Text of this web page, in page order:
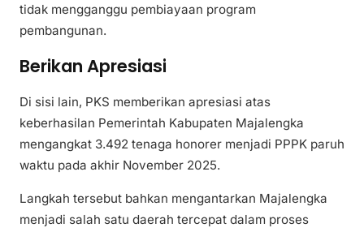
tidak mengganggu pembiayaan program
pembangunan.
Berikan Apresiasi
Di sisi lain, PKS memberikan apresiasi atas
keberhasilan Pemerintah Kabupaten Majalengka
mengangkat 3.492 tenaga honorer menjadi PPPK paruh
waktu pada akhir November 2025.
Langkah tersebut bahkan mengantarkan Majalengka
menjadi salah satu daerah tercepat dalam proses